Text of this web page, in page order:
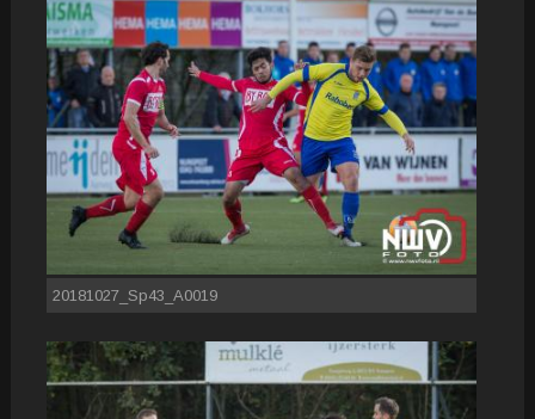
20181027_Sp43_A0019